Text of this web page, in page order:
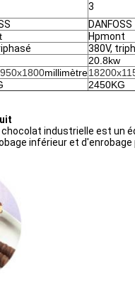
3
DANFOSS
Hpmont
380V,
20.8kw
millimètre
2450KG
chocolat industrielle est un
inférieur et